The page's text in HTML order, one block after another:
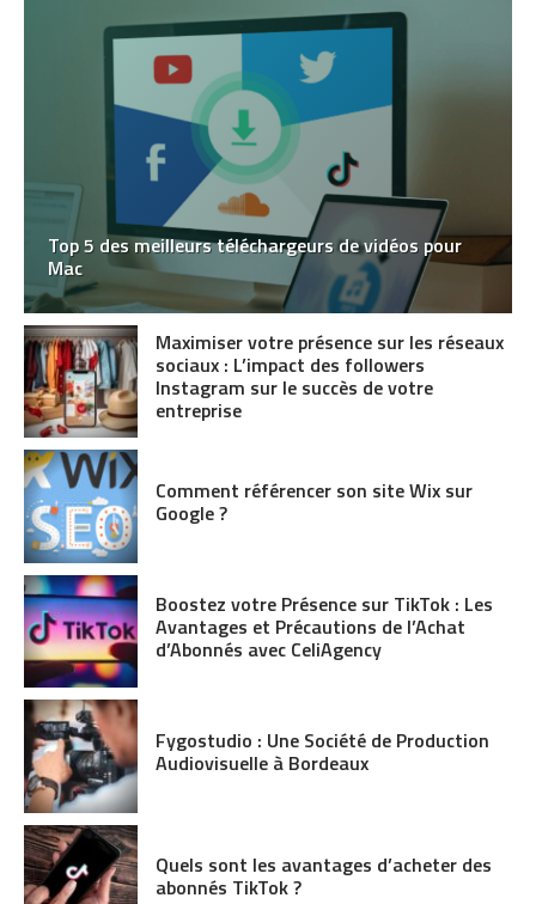
Top 5 des meilleurs téléchargeurs de vidéos pour
Mac
Maximiser votre présence sur les réseaux
sociaux : L’impact des followers
Instagram sur le succès de votre
entreprise
Comment référencer son site Wix sur
Google ?
Boostez votre Présence sur TikTok : Les
Avantages et Précautions de l’Achat
d’Abonnés avec CeliAgency
Fygostudio : Une Société de Production
Audiovisuelle à Bordeaux
Quels sont les avantages d’acheter des
abonnés TikTok ?